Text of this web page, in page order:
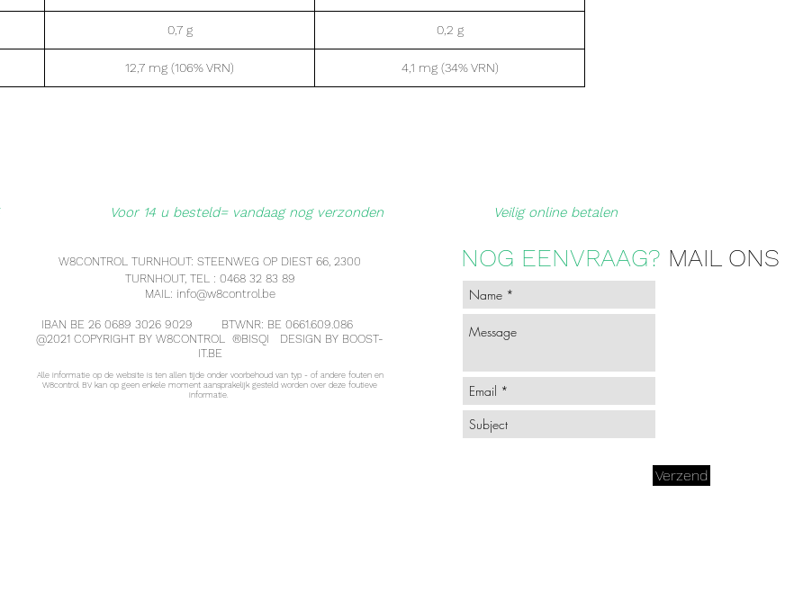
0,7 g 0,2 g
12,7 mg (106% VRN) 4,1 mg (34% VRN)
Voor 14 u besteld= vandaag nog verzonden Veilig online betalen
W8CONTROL TURNHOUT: STEENWEG OP DIEST 66, 2300
TURNHOUT, TEL : 0468 32 83 89
MAIL: info@w8control.be
IBAN BE 26 0689 3026 9029 BTWNR: BE 0661.609.086
@2021 COPYRIGHT BY W8CONTROL ®BISQI
DESIGN BY BOOST-
IT.BE
Alle informatie op de website is ten allen tijde onder voorbehoud van typ - of andere fouten en
W8control BV kan op geen enkele moment aansprakelijk gesteld worden over deze foutieve
informatie.
NOG EENVRAAG? MAIL ONS
Verzend